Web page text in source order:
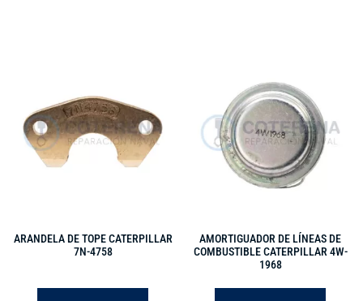
ARANDELA DE TOPE CATERPILLAR
7N-4758
AMORTIGUADOR DE LÍNEAS DE
COMBUSTIBLE CATERPILLAR 4W-
1968